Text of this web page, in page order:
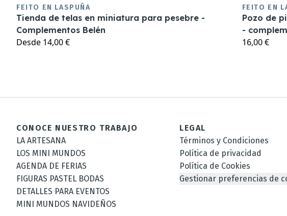
FEITO EN LASPUÑA
Tienda de telas en miniatura para pesebre -
Complementos Belén
Desde 14,00 €
FEITO EN
Pozo de
-
16,00 €
CONOCE NUESTRO TRABAJO
LA ARTESANA
LOS MINI MUNDOS
AGENDA DE FERIAS
FIGURAS PASTEL BODAS
DETALLES PARA EVENTOS
MINI MUNDOS NAVIDEÑOS
LEGAL
Términos y Condiciones
Política de privacidad
Política de Cookies
Gestionar preferencias de